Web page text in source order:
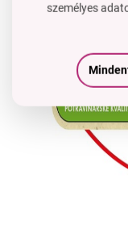
személyes